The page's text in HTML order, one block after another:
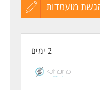
מועמדות
עדכון
2 ימים